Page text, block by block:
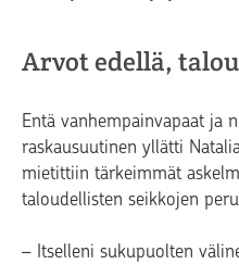
Arvot edellä,
Entä vanhempainvapaat ja
raskausuutinen yllätti
mietittiin tärkeimmät
taloudellisten seikkojen
– Itselleni sukupuolten